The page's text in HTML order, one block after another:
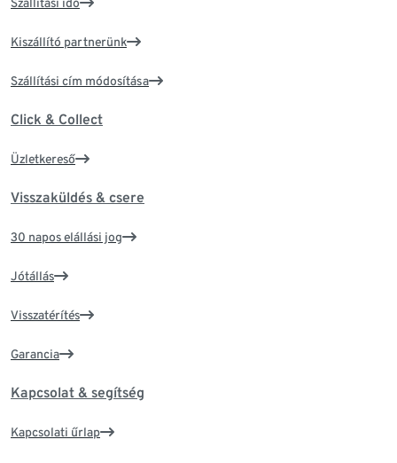
Kiszállító partnerünk
Szállítási cím módosítása
Click & Collect
Üzletkereső
Visszaküldés & csere
30 napos elállási jog
Jótállás
Visszatérítés
Garancia
Kapcsolat & segítség
Kapcsolati űrlap